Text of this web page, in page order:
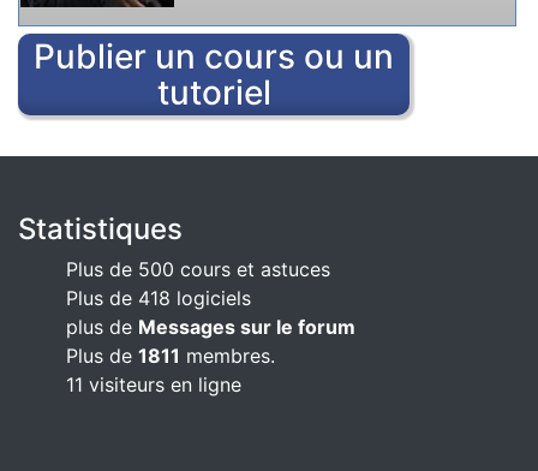
Publier un cours ou un
tutoriel
Statistiques
Plus de 500 cours et astuces
Plus de 418 logiciels
plus de Messages sur le forum
Plus de 1811 membres.
11 visiteurs en ligne